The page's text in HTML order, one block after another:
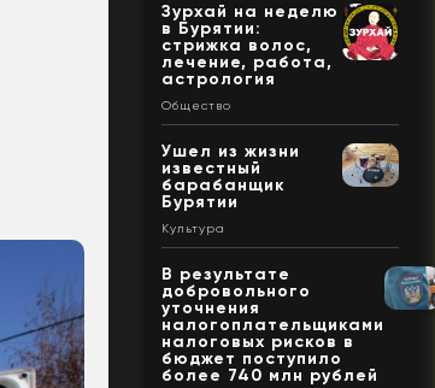
Зурхай на неделю
в Бурятии:
стрижка волос,
лечение, работа,
астрология
Общество
Ушел из жизни
известный
барабанщик
Бурятии
Культура
В результате
добровольного
уточнения
налогоплательщиками
налоговых рисков в
бюджет поступило
более 740 млн рублей